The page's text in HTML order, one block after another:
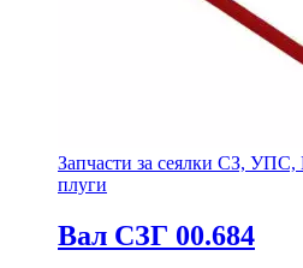
Запчасти за сеялки СЗ, УПС,
плуги
Вал СЗГ 00.684